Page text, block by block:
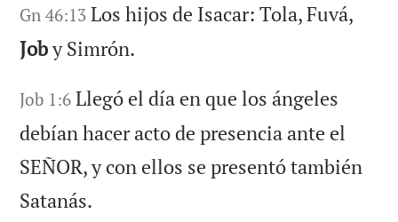
Gn 46:13 Los hijos de Isacar: Tola, Fuvá,
Joby Simrón.
Job 1:6 Llegó el día en que los ángeles
debían hacer acto de presencia ante el
SEÑOR, y con ellos se presentó también
Satanás.